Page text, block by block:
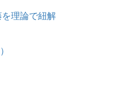
を理論で紐解